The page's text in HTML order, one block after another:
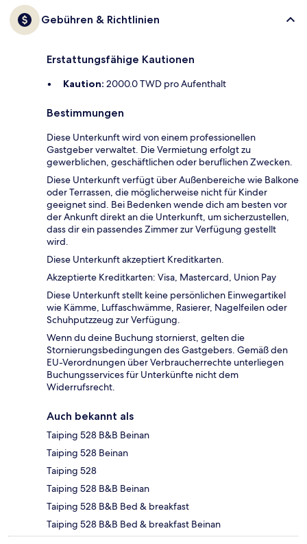
Gebühren & Richtlinien
Erstattungsfähige Kautionen
Kaution: 2000.0 TWD pro Aufenthalt
Bestimmungen
Diese Unterkunft wird von einem professionellen
Gastgeber verwaltet. Die Vermietung erfolgt zu
gewerblichen, geschäftlichen oder beruflichen Zwecken.
Diese Unterkunft verfügt über Außenbereiche wie Balkone
oder Terrassen, die möglicherweise nicht für Kinder
geeignet sind. Bei Bedenken wende dich am besten vor
der Ankunft direkt an die Unterkunft, um sicherzustellen,
dass dir ein passendes Zimmer zur Verfügung gestellt
wird.
Diese Unterkunft akzeptiert Kreditkarten.
Akzeptierte Kreditkarten: Visa, Mastercard, Union Pay
Diese Unterkunft stellt keine persönlichen Einwegartikel
wie Kämme, Luffaschwämme, Rasierer, Nagelfeilen oder
Schuhputzzeug zur Verfügung.
Wenn du deine Buchung stornierst, gelten die
Stornierungsbedingungen des Gastgebers. Gemäß den
EU-Verordnungen über Verbraucherrechte unterliegen
Buchungsservices für Unterkünfte nicht dem
Widerrufsrecht.
Auch bekannt als
Taiping 528 B&B Beinan
Taiping 528 Beinan
Taiping 528
Taiping 528 B&B Beinan
Taiping 528 B&B Bed & breakfast
Taiping 528 B&B Bed & breakfast Beinan